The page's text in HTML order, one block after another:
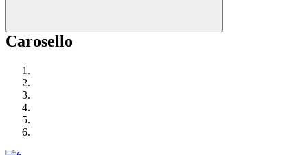
Carosello